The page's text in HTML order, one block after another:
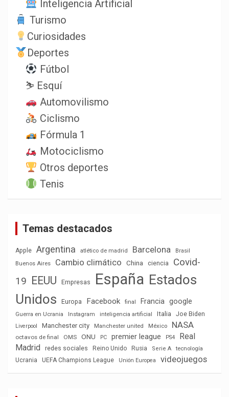
Inteligencia Artificial
Turismo
Curiosidades
Deportes
Fútbol
⛷️ Esquí
Automovilismo
Ciclismo
Fórmula 1
Motociclismo
Otros deportes
Tenis
Temas destacados
Apple Argentina atlético de madrid Barcelona
Brasil
Buenos Aires
Cambio climático China ciencia
Covid-
19 EEUU Empresas España Estados
Unidos
Europa Facebook final Francia google
Guerra en Ucrania Instagram inteligencia artificial Italia Joe Biden
Liverpool Manchester city Manchester united México NASA
octavos de final OMS ONU PC premier league PS4
Real
Madrid
redes sociales Reino Unido Rusia Serie A
tecnología
Ucrania
UEFA Champions League Unión Europea videojuegos